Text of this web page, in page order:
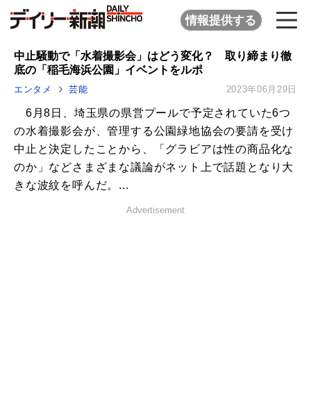
情報提供する
中止騒動で「水着撮影会」はどう変化？ 取り締まり徹
底の「稲毛海浜公園」イベントをルポ
エンタメ 芸能 2023年06月29日
6月8日、埼玉県の県営プールで予定されていた6つ
の水着撮影会が、管理する公園緑地協会の要請を受け
中止と決定したことから、「グラビアは性の商品化な
のか」などさまざまな議論がネット上で話題となり大
きな波紋を呼んだ。...
Advertisement